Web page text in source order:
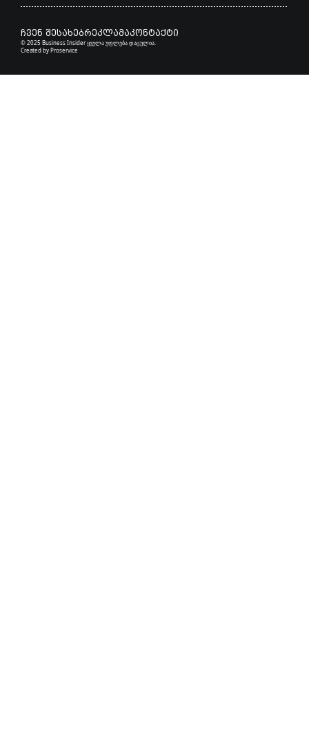
ჩვენ შესახებრეკლამაკონტაქტი
© 2025 Business Insider ყველა უფლება დაცულია.
Created byProservice